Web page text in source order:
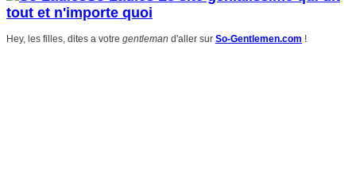
tout et n'importe quoi
Hey, les filles, dites a votre gentleman d'aller sur So-Gentlemen.com !